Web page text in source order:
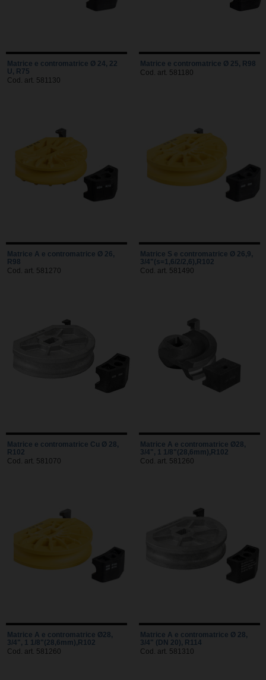
Matrice e contromatrice Ø 24, 22
U, R75
Cod. art. 581130
Matrice e contromatrice Ø 25, R98
Cod. art. 581180
Matrice A e contromatrice Ø 26,
R98
Cod. art. 581270
Matrice S e contromatrice Ø 26,9,
3/4"(s=1,6/2/2,6),R102
Cod. art. 581490
Matrice e contromatrice Cu Ø 28,
R102
Cod. art. 581070
Matrice A e contromatrice Ø28,
3/4", 1 1/8"(28,6mm),R102
Cod. art. 581260
Matrice A e contromatrice Ø28,
3/4", 1 1/8"(28,6mm),R102
Cod. art. 581260
Matrice A e contromatrice Ø 28,
3/4" (DN 20), R114
Cod. art. 581310